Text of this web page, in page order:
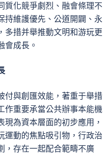
質化競爭劇烈、融會條理不
持維護優先、公道開闢、永
多措并舉推動文明和游玩更
會成長。
付與創匯效能，著重于舉措
作重要承當公共辦事本能機
為資本層面的初步應用，
運動的焦點吸引物，行政治
，存在一起配合範疇不廣